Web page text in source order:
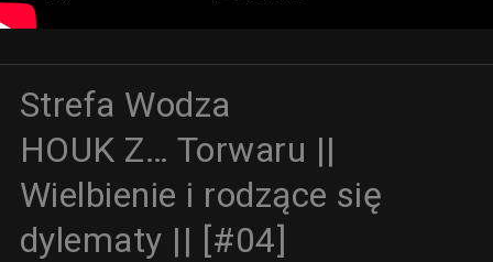
Strefa Wodza
HOUK Z… Torwaru ||
Wielbienie i rodzące się
dylematy || [#04]